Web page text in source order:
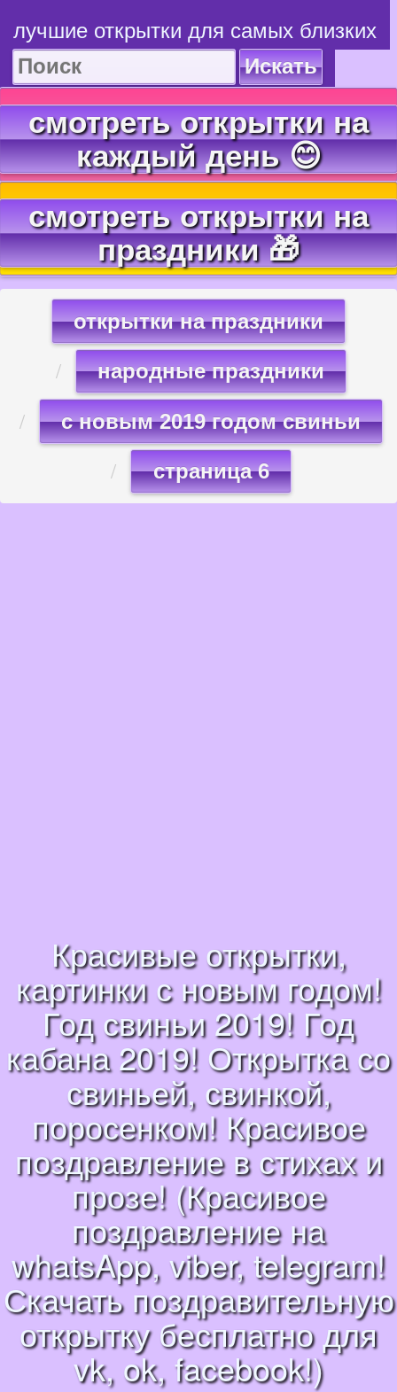
лучшие открытки для самых близких
Искать
смотреть открытки на
каждый день 😊
смотреть открытки на
праздники 🎁
открытки на праздники
народные праздники
с новым 2019 годом свиньи
страница 6
Красивые открытки,
картинки с новым годом!
Год свиньи 2019! Год
кабана 2019! Открытка со
свиньей, свинкой,
поросенком! Красивое
поздравление в стихах и
прозе! (Красивое
поздравление на
whatsApp, viber, telegram!
Скачать поздравительную
открытку бесплатно для
vk, ok, facebook!)